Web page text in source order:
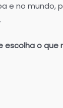
e no mundo,
o que